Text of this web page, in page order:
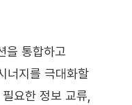
을 통합하고
너지를 극대화할
요한 정보 교류,